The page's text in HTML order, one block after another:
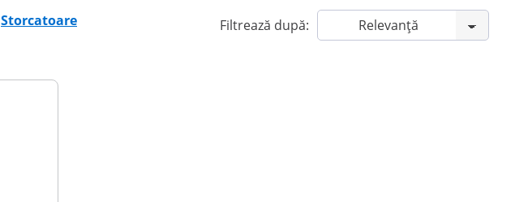
Storcatoare Filtrează după: